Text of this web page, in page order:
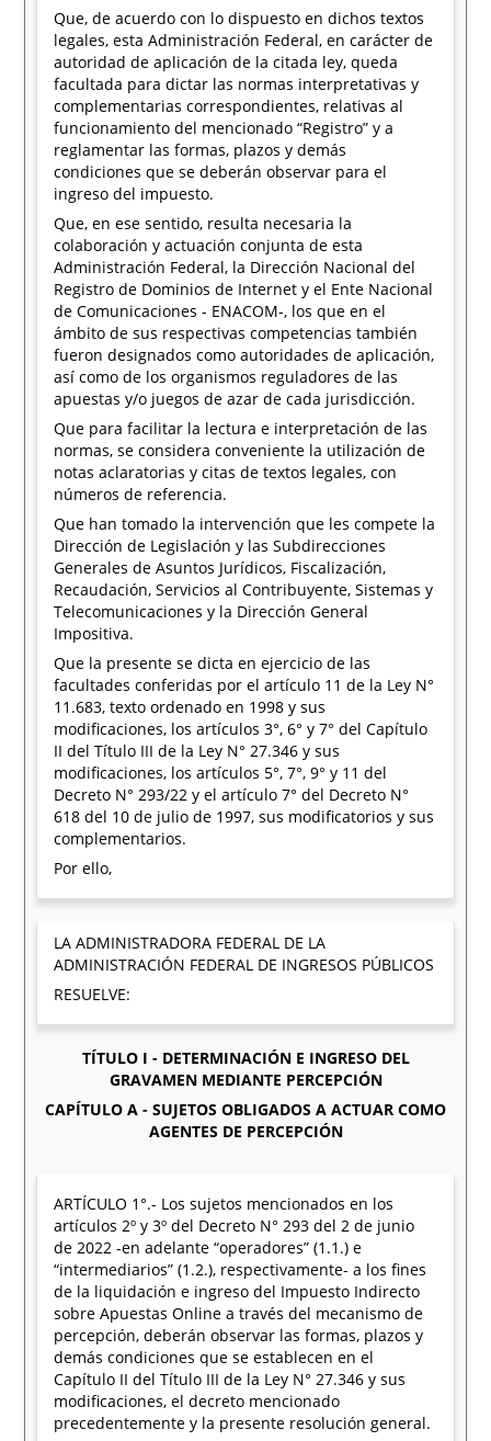
Que, de acuerdo con lo dispuesto en dichos textos
legales, esta Administración Federal, en carácter de
autoridad de aplicación de la citada ley, queda
facultada para dictar las normas interpretativas y
complementarias correspondientes, relativas al
funcionamiento del mencionado “Registro” y a
reglamentar las formas, plazos y demás
condiciones que se deberán observar para el
ingreso del impuesto.
Que, en ese sentido, resulta necesaria la
colaboración y actuación conjunta de esta
Administración Federal, la Dirección Nacional del
Registro de Dominios de Internet y el Ente Nacional
de Comunicaciones - ENACOM-, los que en el
ámbito de sus respectivas competencias también
fueron designados como autoridades de aplicación,
así como de los organismos reguladores de las
apuestas y/o juegos de azar de cada jurisdicción.
Que para facilitar la lectura e interpretación de las
normas, se considera conveniente la utilización de
notas aclaratorias y citas de textos legales, con
números de referencia.
Que han tomado la intervención que les compete la
Dirección de Legislación y las Subdirecciones
Generales de Asuntos Jurídicos, Fiscalización,
Recaudación, Servicios al Contribuyente, Sistemas y
Telecomunicaciones y la Dirección General
Impositiva.
Que la presente se dicta en ejercicio de las
facultades conferidas por el artículo 11 de la Ley N°
11.683, texto ordenado en 1998 y sus
modificaciones, los artículos 3°, 6° y 7° del Capítulo
II del Título III de la Ley N° 27.346 y sus
modificaciones, los artículos 5°, 7°, 9° y 11 del
Decreto N° 293/22 y el artículo 7° del Decreto N°
618 del 10 de julio de 1997, sus modificatorios y sus
complementarios.
Por ello,
LA ADMINISTRADORA FEDERAL DE LA
ADMINISTRACIÓN FEDERAL DE INGRESOS PÚBLICOS
RESUELVE:
TÍTULO I - DETERMINACIÓN E INGRESO DEL
GRAVAMEN MEDIANTE PERCEPCIÓN
CAPÍTULO A - SUJETOS OBLIGADOS A ACTUAR COMO
AGENTES DE PERCEPCIÓN
ARTÍCULO 1°.- Los sujetos mencionados en los
artículos 2º y 3º del Decreto N° 293 del 2 de junio
de 2022 -en adelante “operadores” (1.1.) e
“intermediarios” (1.2.), respectivamente- a los fines
de la liquidación e ingreso del Impuesto Indirecto
sobre Apuestas Online a través del mecanismo de
percepción, deberán observar las formas, plazos y
demás condiciones que se establecen en el
Capítulo II del Título III de la Ley N° 27.346 y sus
modificaciones, el decreto mencionado
precedentemente y la presente resolución general.